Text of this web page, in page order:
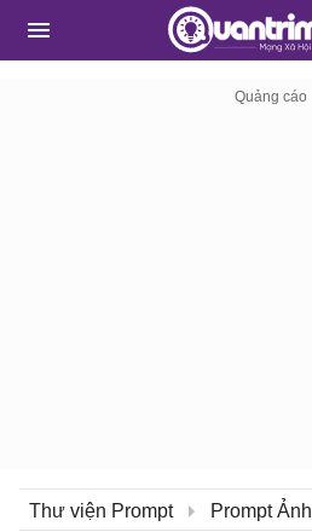
Thư viện Prompt Prompt Ảnh